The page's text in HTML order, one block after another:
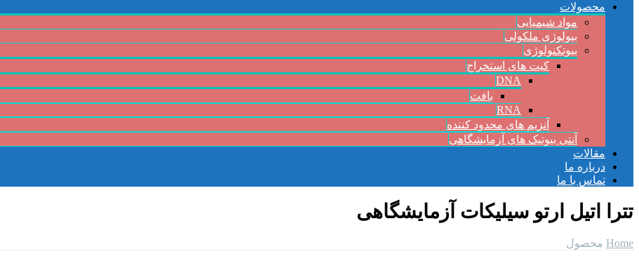
محصولات
مواد شیمیایی
بیولوژی ملکولی
بیوتکنولوژی
کیت های استخراج
DNA
بافت
RNA
آنزیم های محدود کننده
آنتی بیوتیک های آزمایشگاهی
مقالات
درباره ما
تماس با ما
تترا اتیل ارتو سیلیکات آزمایشگاهی
Home محصول